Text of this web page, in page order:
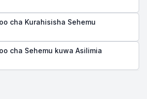
cha Kurahisisha Sehemu
cha Sehemu kuwa Asilimia